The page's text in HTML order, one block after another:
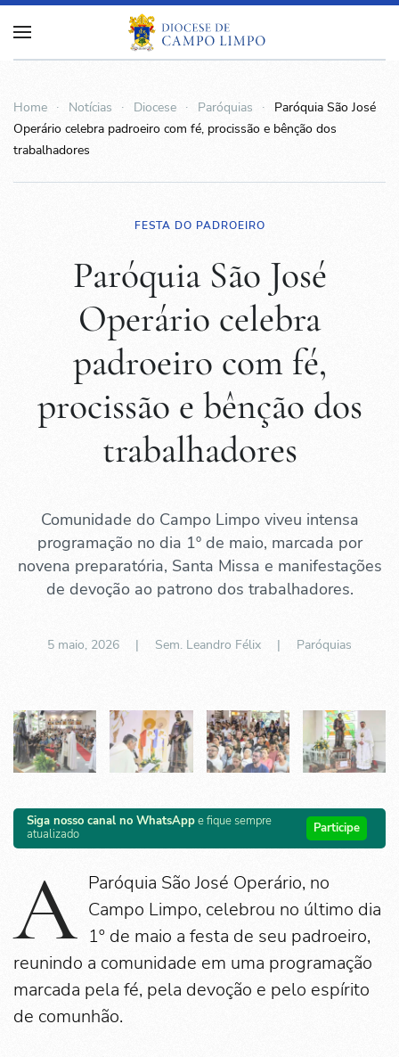
Home Notícias Diocese Paróquias
Paróquia São José
Operário celebra padroeiro com fé, procissão e bênção dos
trabalhadores
FESTA DO PADROEIRO
Paróquia São José
Operário celebra
padroeiro com fé,
procissão e bênção dos
trabalhadores
Comunidade do Campo Limpo viveu intensa
programação no dia 1º de maio, marcada por
novena preparatória, Santa Missa e manifestações
de devoção ao patrono dos trabalhadores.
5 maio, 2026 | Sem. Leandro Félix | Paróquias
Siga nosso canal no WhatsAppe fique sempre
atualizado
Participe
A Paróquia São José Operário, no
Campo Limpo, celebrou no último dia
1º de maio a festa de seu padroeiro,
reunindo a comunidade em uma programação
marcada pela fé, pela devoção e pelo espírito
de comunhão.